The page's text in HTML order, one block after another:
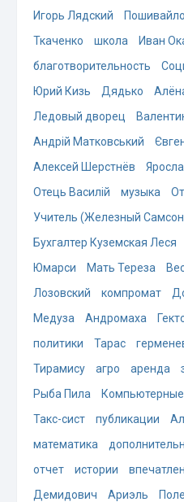
Игорь Лядский
Ткаченко
школа Иван
благотворительность
Юрий Кизь
Дядько
Ледовый дворец
Андрій Матковський
Алексей Шерстнёв
Отець Василій
музыка
Учитель (Железный
Бухгалтер Куземская Леся
Юмарси
Мать Тереза
Лозовский
компромат
Медуза
Андромаха
политики
Тарас
Тирамису
агро аренда
Рыба Пила
Такс-сист
публикации
математика
отчет
истории
Демидович
Ариэль